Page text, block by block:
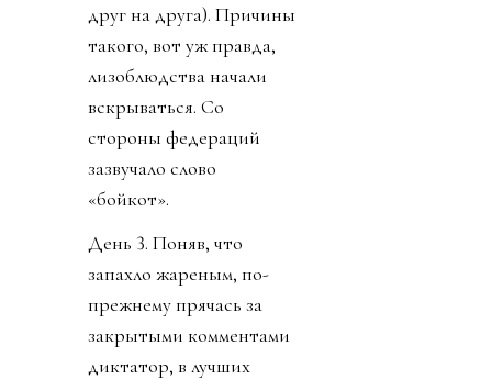
друг на друга). Причины
такого, вот уж правда,
лизоблюдства начали
вскрываться. Со
стороны федераций
зазвучало слово
«бойкот».
День 3. Поняв, что
запахло жареным, по-
прежнему прячась за
закрытыми комментами
диктатор, в лучших